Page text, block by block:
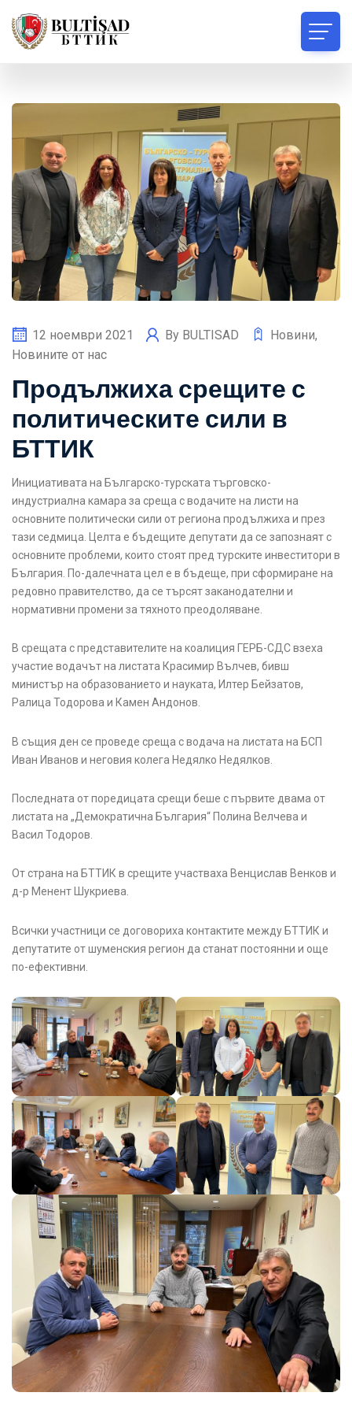
12 ноември 2021 By BULTISAD Новини,
Новините от нас
Продължиха срещите с
политическите сили в
БТТИК
Инициативата на Българско-турската търговско-
индустриална камара за среща с водачите на листи на
основните политически сили от региона продължиха и през
тази седмица. Целта е бъдещите депутати да се запознаят с
основните проблеми, които стоят пред турските инвеститори в
България. По-далечната цел е в бъдеще, при сформиране на
редовно правителство, да се търсят заканодателни и
нормативни промени за тяхното преодоляване.
В срещата с представителите на коалиция ГЕРБ-СДС взеха
участие водачът на листата Красимир Вълчев, бивш
министър на образованието и науката, Илтер Бейзатов,
Ралица Тодорова и Камен Андонов.
В същия ден се проведе среща с водача на листата на БСП
Иван Иванов и неговия колега Недялко Недялков.
Последната от поредицата срещи беше с първите двама от
листата на „Демократична България“ Полина Велчева и
Васил Тодоров.
От страна на БТТИК в срещите участваха Венцислав Венков и
д-р Менент Шукриева.
Всички участници се договориха контактите между БТТИК и
депутатите от шуменския регион да станат постоянни и още
по-ефективни.